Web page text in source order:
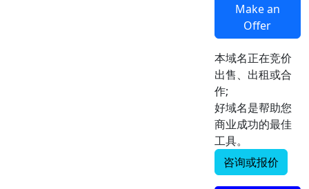
Make an
Offer
本域名正在竞价
出售、出租或合
作;
好域名是帮助您
商业成功的最佳
工具。
咨询或报价